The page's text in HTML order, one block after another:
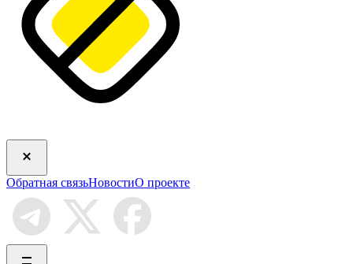
Обратная связьНовостиО проекте